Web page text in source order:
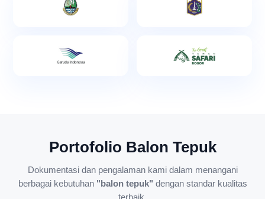
Portofolio Balon Tepuk
Dokumentasi dan pengalaman kami dalam menangani
berbagai kebutuhan "balon tepuk" dengan standar kualitas